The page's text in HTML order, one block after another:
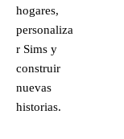
hogares,
personaliza
r Sims y
construir
nuevas
historias.